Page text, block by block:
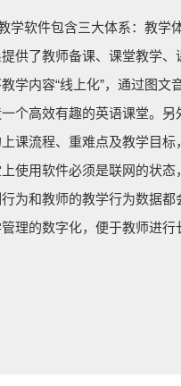
学软件包含三大体系：教学
供了教师备课、课堂教学
学内容“线上化”，通过图文
个高效有趣的英语课堂。
课流程、重难点及教学目
使用软件必须是联网的状
为和教师的教学行为数据
理的数字化，便于教师进行